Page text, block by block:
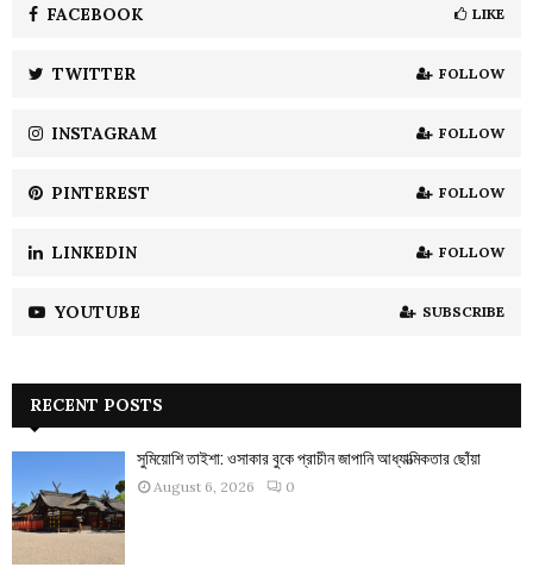
H
FACEBOOK LIKE
TWITTER FOLLOW
INSTAGRAM FOLLOW
PINTEREST FOLLOW
LINKEDIN FOLLOW
YOUTUBE SUBSCRIBE
RECENT POSTS
সুমিয়োশি তাইশা: ওসাকার বুকে প্রাচীন জাপানি আধ্যাত্মিকতার ছোঁয়া
August 6, 2026 0